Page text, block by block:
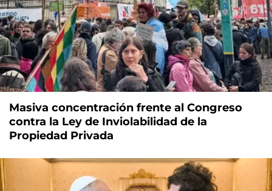
Masiva concentración frente al Congreso
contra la Ley de Inviolabilidad de la
Propiedad Privada